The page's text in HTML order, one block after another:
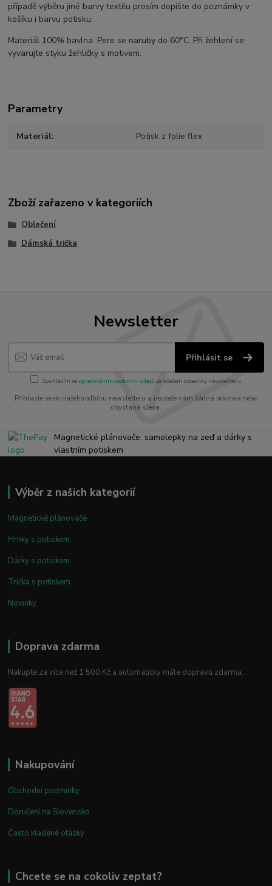
případě výběru jiné barvy textilu prosím dopište do poznámky v
košíku i barvu potisku.
Materiál 100% bavlna. Pere se naruby do 60°C. Při žehlení se
vyvarujte styku žehličky s motivem.
Parametry
Materiál Potisk z folie flex
Zboží zařazeno v kategoriích
Oblečení
Dámská trička
Newsletter
Přihlásit se
Souhlasím se zpracováním osobních údajůza účelem rozesílky newsletteru.
Přihlaste se do našeho odběru newsletteru a neuteče vám žádná novinka nebo
chystaná sleva.
Magnetické plánovače, samolepky na zeď a dárky s
vlastním potiskem
Výběr z našich kategorií
Magnetické plánovače
Hrnky s potiskem
Dárky s potiskem
Trička s potiskem
Novinky
Doprava zdarma
Nakupte za více než 1 500 Kč a automaticky máte dopravu zdarma.
Nakupování
Obchodní podmínky
Doručení na Slovensko
Často kladené otázky
Chcete se na cokoliv zeptat?